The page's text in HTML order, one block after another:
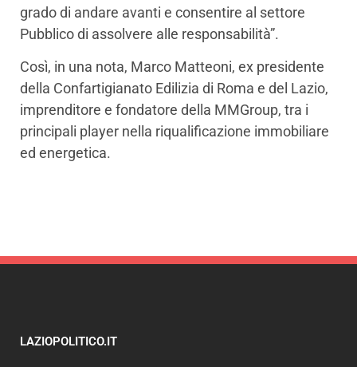
grado di andare avanti e consentire al settore
Pubblico di assolvere alle responsabilità”.
Così, in una nota, Marco Matteoni, ex presidente
della Confartigianato Edilizia di Roma e del Lazio,
imprenditore e fondatore della MMGroup, tra i
principali player nella riqualificazione immobiliare
ed energetica.
LAZIOPOLITICO.IT